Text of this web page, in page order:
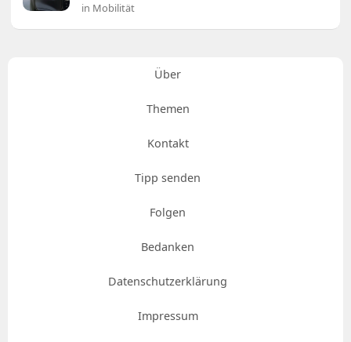
in Mobilität
Über
Themen
Kontakt
Tipp senden
Folgen
Bedanken
Datenschutzerklärung
Impressum